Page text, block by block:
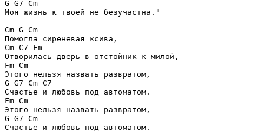
G G7 Cm
Моя жизнь к твоей не безучастна."
Cm G Cm
Помогла сиреневая ксива,
Cm C7 Fm
Отворилась дверь в отстойник к милой,
Fm Cm
Этого нельзя назвать развратом,
G G7 Cm C7
Счастье и любовь под автоматом.
Fm Cm
Этого нельзя назвать развратом,
G G7 Cm
Счастье и любовь под автоматом.